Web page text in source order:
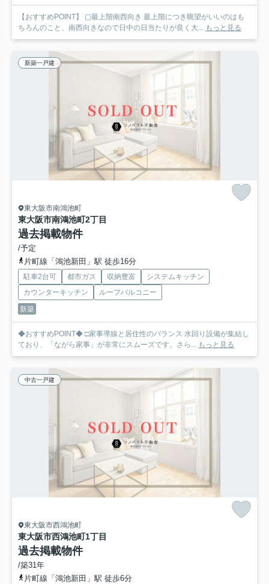
【おすすめPOINT】 ▢最上階南西向き 最上階につき眺望がいいのはも
ちろんのこと、南西向きなので日中の日当たりが良く大... もっと見る
新築一戸建
東大阪市南鴻池町
東大阪市南鴻池町2丁目
過去掲載物件
/予定
片町線「鴻池新田」駅 徒歩16分
駐車2台可 都市ガス 収納豊富
システムキッチン
カウンターキッチン
ルーフバルコニー
新築
◆おすすめPOINT◆ □家事導線と居住性のバランス 水回り設備が集結し
ており、「ながら家事」が非常にスムーズです。さら... もっと見る
中古一戸建
東大阪市西鴻池町
東大阪市西鴻池町1丁目
過去掲載物件
/築31年
片町線「鴻池新田」駅 徒歩6分